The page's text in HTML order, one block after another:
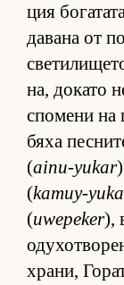
ция
да­вана от
на, до­като
спо­мени на
бяха
(ainu-yukar)
(kamuy-
(uwepeker),
хра­ни,